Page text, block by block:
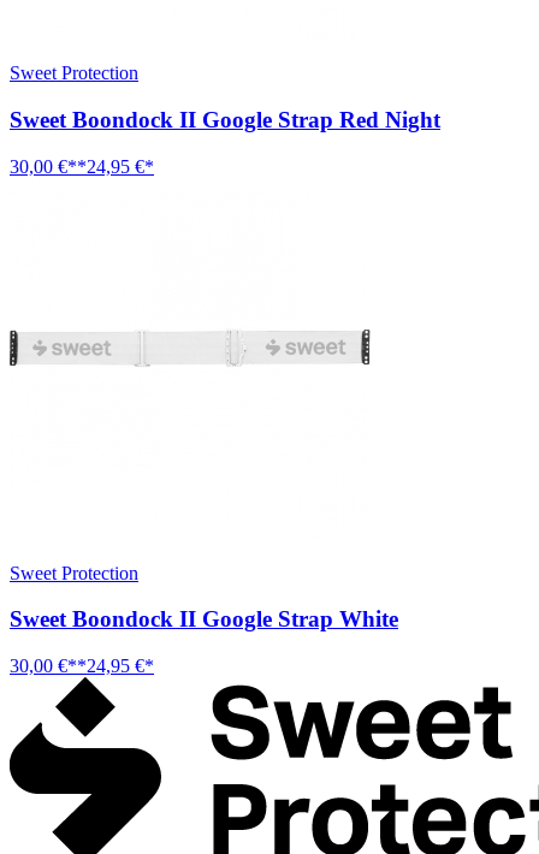
Sweet Protection
Sweet Boondock II Google Strap Red Night
30,00 €**24,95 €*
Sweet Protection
Sweet Boondock II Google Strap White
30,00 €**24,95 €*